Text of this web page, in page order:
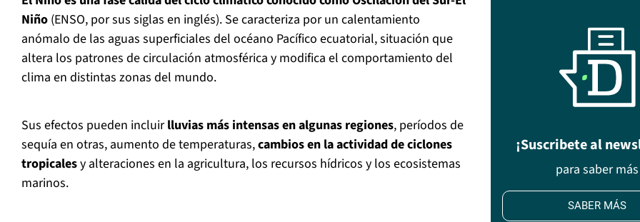
Niño (ENSO, por sus siglas en inglés). Se caracteriza por un calentamiento
anómalo de las aguas superficiales del océano Pacífico ecuatorial, situación que
altera los patrones de circulación atmosférica y modifica el comportamiento del
clima en distintas zonas del mundo.
Sus efectos pueden incluirlluvias más intensas en algunas regiones, períodos de
sequía en otras, aumento de temperaturas,cambios en la actividad de ciclones
tropicalesy alteraciones en la agricultura, los recursos hídricos y los ecosistemas
marinos.
¡Suscribete al
para saber más
SABER MÁS